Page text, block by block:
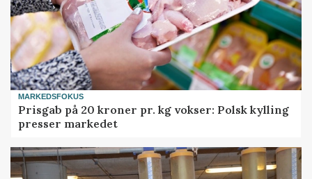
MARKEDSFOKUS
Prisgab på 20 kroner pr. kg vokser: Polsk kylling
presser markedet